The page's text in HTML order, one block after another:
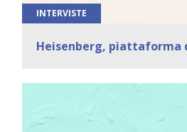
INTERVISTE
Heisenberg, piattaforma